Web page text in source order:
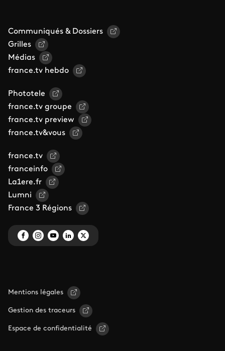
Communiqués & Dossiers
Grilles
Médias
france.tv hebdo
Phototele
france.tv groupe
france.tv preview
france.tv&vous
france.tv
franceinfo
La1ere.fr
Lumni
France 3 Régions
Mentions légales
Gestion des traceurs
Espace de confidentialité